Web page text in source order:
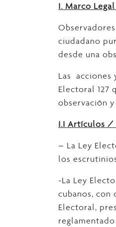
I. Marco
ciudadano
desde una
Las
Electoral 127
observación
I.I Artículos /
– La Ley
los
-La Ley
cubanos, con
Electoral,